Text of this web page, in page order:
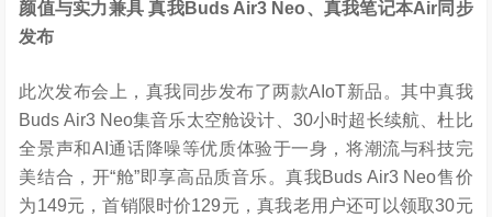
颜值与实力兼具 真我Buds Air3 Neo、真我笔记本Air同步
发布
此次发布会上，真我同步发布了两款AIoT新品。其中真我
Buds Air3 Neo集音乐太空舱设计、30小时超长续航、杜比
全景声和AI通话降噪等优质体验于一身，将潮流与科技完
美结合，开“舱”即享高品质音乐。真我Buds Air3 Neo售价
为149元，首销限时价129元，真我老用户还可以领取30元